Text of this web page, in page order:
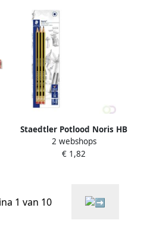
Staedtler Potlood Noris HB
blister Ã 3 stuks
2 webshops
€ 1,82
1 van 10